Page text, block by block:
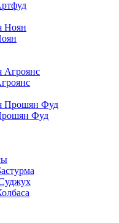
Ноян
Агроянс
Прошян Фуд
Фуд